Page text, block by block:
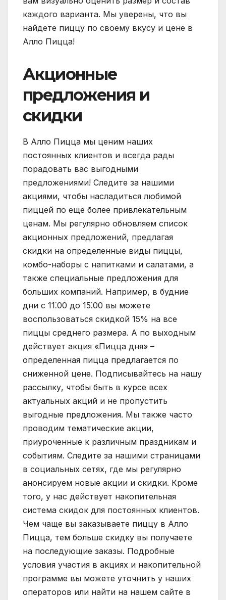
каждого варианта. Мы уверены, что вы
найдете пиццу по своему вкусу и цене в
Алло Пицца!
Акционные
предложения и
скидки
В Алло Пицца мы ценим наших
постоянных клиентов и всегда рады
порадовать вас выгодными
предложениями! Следите за нашими
акциями, чтобы насладиться любимой
пиццей по еще более привлекательным
ценам. Мы регулярно обновляем список
акционных предложений, предлагая
скидки на определенные виды пиццы,
комбо-наборы с напитками и салатами, а
также специальные предложения для
больших компаний. Например, в будние
дни с 11⁚00 до 15⁚00 вы можете
воспользоваться скидкой 15% на все
пиццы среднего размера. А по выходным
действует акция «Пицца дня» –
определенная пицца предлагается по
сниженной цене. Подписывайтесь на нашу
рассылку, чтобы быть в курсе всех
актуальных акций и не пропустить
выгодные предложения. Мы также часто
проводим тематические акции,
приуроченные к различным праздникам и
событиям. Следите за нашими страницами
в социальных сетях, где мы регулярно
анонсируем новые акции и скидки. Кроме
того, у нас действует накопительная
система скидок для постоянных клиентов.
Чем чаще вы заказываете пиццу в Алло
Пицца, тем больше скидку вы получаете
на последующие заказы. Подробные
условия участия в акциях и накопительной
программе вы можете уточнить у наших
операторов или найти на нашем сайте в